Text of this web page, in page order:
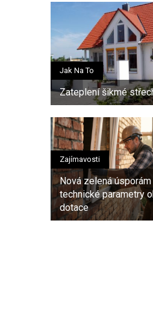
Jak Na To
Zateplení šikmé
Zajímavosti
Nová zelená
technické parametry
dotace